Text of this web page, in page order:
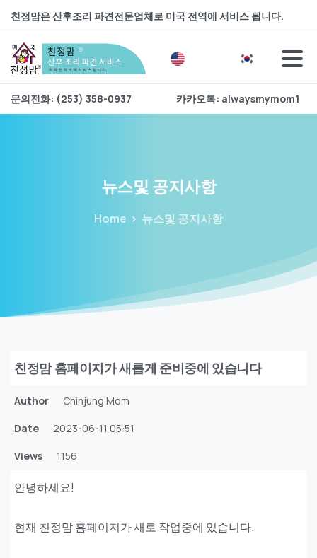
친정맘은 산후조리 파견전문업체로 미국 전역에 서비스 됩니다.
문의전화: (253) 358-0937 카카오톡: alwaysmymom1
뉴스및 공지사항
Home 뉴스및 공지사항
친정맘 홈페이지가 새롭게 준비중에 있습니다
Author Chinjung Mom
Date 2023-06-11 05:51
Views 1156
안녕하세요!
현재 친정맘 홈페이지가 새로 작업중에 있습니다.